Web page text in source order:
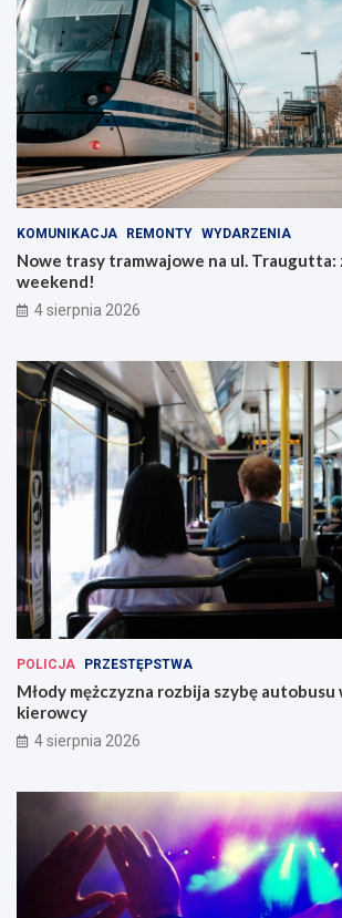
KOMUNIKACJA REMONTY WYDARZENIA
Nowe trasy tramwajowe na ul. Traugutta:
weekend!
4 sierpnia 2026
POLICJA PRZESTĘPSTWA
Młody mężczyzna rozbija szybę
kierowcy
4 sierpnia 2026